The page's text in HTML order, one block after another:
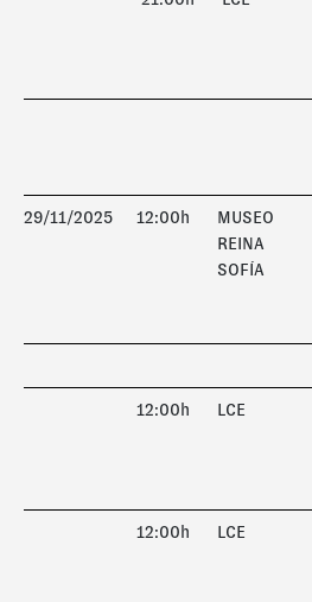
29/11/2025 12:00h
MUSEO
REINA
SOFÍA
12:00h LCE
12:00h LCE